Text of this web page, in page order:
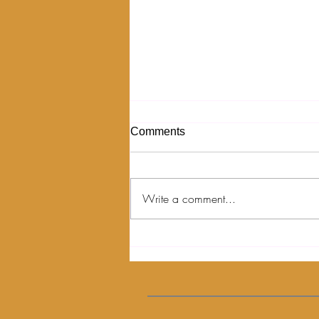
Comments
Write a comment...